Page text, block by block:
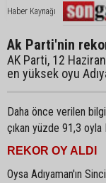
Haber Kaynağı
Ak Parti'nin
AK Parti, 12
en yüksek oyu
Daha önce verilen
çıkan yüzde 91,3
REKOR OY ALDI
Oysa Adıyaman'ın